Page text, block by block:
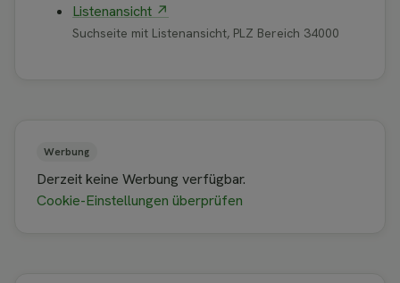
Listenansicht ↗
Suchseite mit Listenansicht, PLZ Bereich 34000
Werbung
Derzeit keine Werbung verfügbar.
Cookie-Einstellungen überprüfen